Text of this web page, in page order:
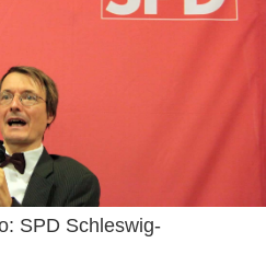
SPD Schleswig-